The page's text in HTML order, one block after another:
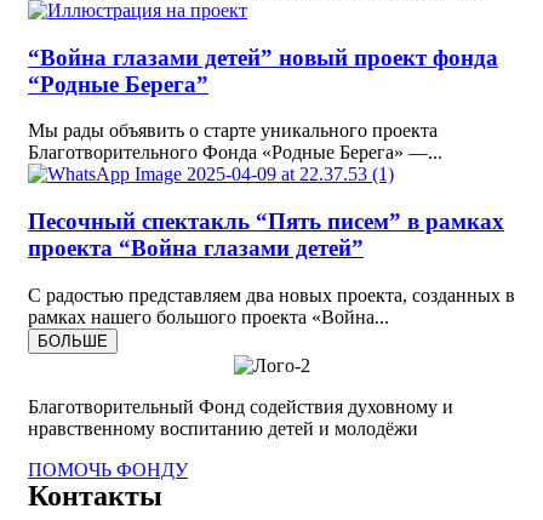
“Война глазами детей” новый проект фонда
“Родные Берега”
Мы рады объявить о старте уникального проекта
Благотворительного Фонда «Родные Берега» —...
Песочный спектакль “Пять писем” в рамках
проекта “Война глазами детей”
С радостью представляем два новых проекта, созданных в
рамках нашего большого проекта «Война...
БОЛЬШЕ
Благотворительный Фонд содействия духовному и
нравственному воспитанию детей и молодёжи
ПОМОЧЬ ФОНДУ
Контакты